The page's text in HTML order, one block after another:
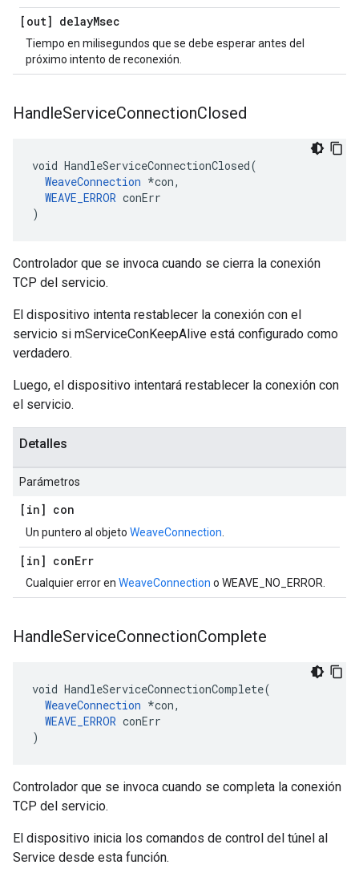
[out] delayMsec
Tiempo en milisegundos que se debe esperar antes del
próximo intento de reconexión.
HandleServiceConnectionClosed
void HandleServiceConnectionClosed(
WeaveConnection *con,
WEAVE_ERROR conErr
)
Controlador que se invoca cuando se cierra la conexión
TCP del servicio.
El dispositivo intenta restablecer la conexión con el
servicio si mServiceConKeepAlive está configurado como
verdadero.
Luego, el dispositivo intentará restablecer la conexión con
el servicio.
Detalles
Parámetros
[in] con
Un puntero al objeto WeaveConnection
[in] conErr
Cualquier error en WeaveConnection o WEAVE_NO_ERROR.
HandleServiceConnectionComplete
void HandleServiceConnectionComplete(
WeaveConnection *con,
WEAVE_ERROR conErr
)
Controlador que se invoca cuando se completa la conexión
TCP del servicio.
El dispositivo inicia los comandos de control del túnel al
Service desde esta función.